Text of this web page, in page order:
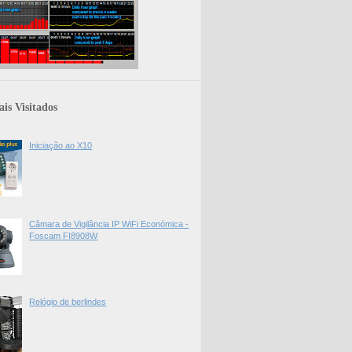
Visitados
Iniciação ao X10
Câmara de Vigilância IP WiFi Económica -
Foscam FI8908W
Relógio de berlindes